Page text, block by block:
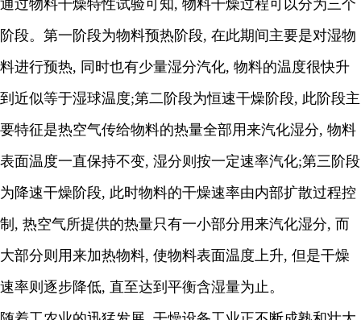
通过物料干燥特性试验可知, 物料干燥过程可以分为三个
阶段。第一阶段为物料预热阶段, 在此期间主要是对湿物
料进行预热, 同时也有少量湿分汽化, 物料的温度很快升
到近似等于湿球温度;第二阶段为恒速干燥阶段, 此阶段主
要特征是热空气传给物料的热量全部用来汽化湿分, 物料
表面温度一直保持不变, 湿分则按一定速率汽化;第三阶段
为降速干燥阶段, 此时物料的干燥速率由内部扩散过程控
制, 热空气所提供的热量只有一小部分用来汽化湿分, 而
大部分则用来加热物料, 使物料表面温度上升, 但是干燥
速率则逐步降低, 直至达到平衡含湿量为止。